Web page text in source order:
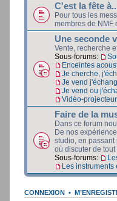
C'est la fête
Pour tous les
membres de NMF
Une seconde
Vente, recherche
Sous-forums:
Enceintes
Je cherche,
Je vend
Je vend ou
Vidéo-
Faire de la
Dans ce forum
De nos
studio, en passant
où discuter de
Sous-forums:
Les instruments
CONNEXION •